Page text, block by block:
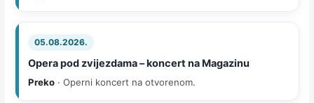
05.08.2026.
Opera pod zvijezdama – koncert na Magazinu
Preko · Operni koncert na otvorenom.